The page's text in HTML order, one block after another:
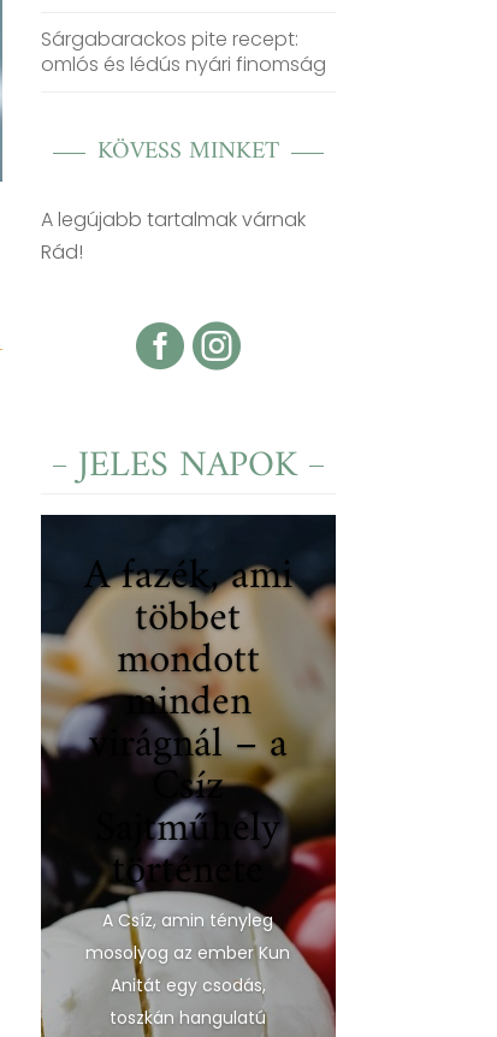
Sárgabarackos pite recept:
omlós és lédús nyári finomság
KÖVESS MINKET
A legújabb tartalmak várnak
Rád!

JELES NAPOK
A fazék, ami
többet
mondott
minden
virágnál – a
Csíz
Sajtműhely
története
A Csíz, amin tényleg
mosolyog az ember Kun
Anitát egy csodás,
toszkán hangulatú